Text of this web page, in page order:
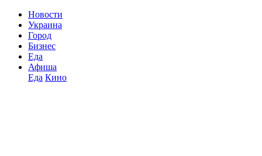
Новости
Украина
Город
Бизнес
Еда
Афиша
Еда Кино